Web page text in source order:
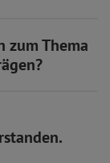
zum Thema